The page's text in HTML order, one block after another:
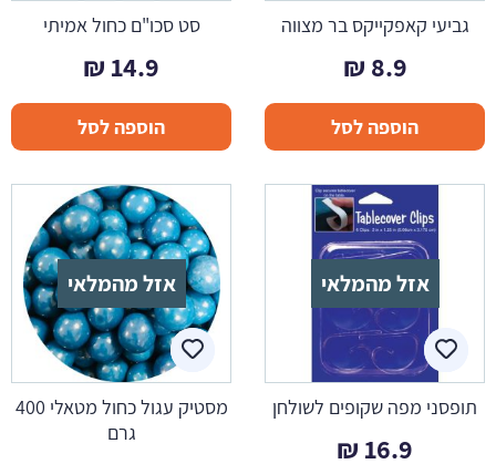
גביעי קאפקייקס בר מצווה
8.9
₪
הוספה לסל
סט סכו"ם כחול אמיתי
14.9
₪
הוספה לסל
אזל מהמלאי
תופסני מפה שקופים לשולחן
16.9
₪
אזל מהמלאי
מסטיק עגול כחול מטאלי 400
גרם